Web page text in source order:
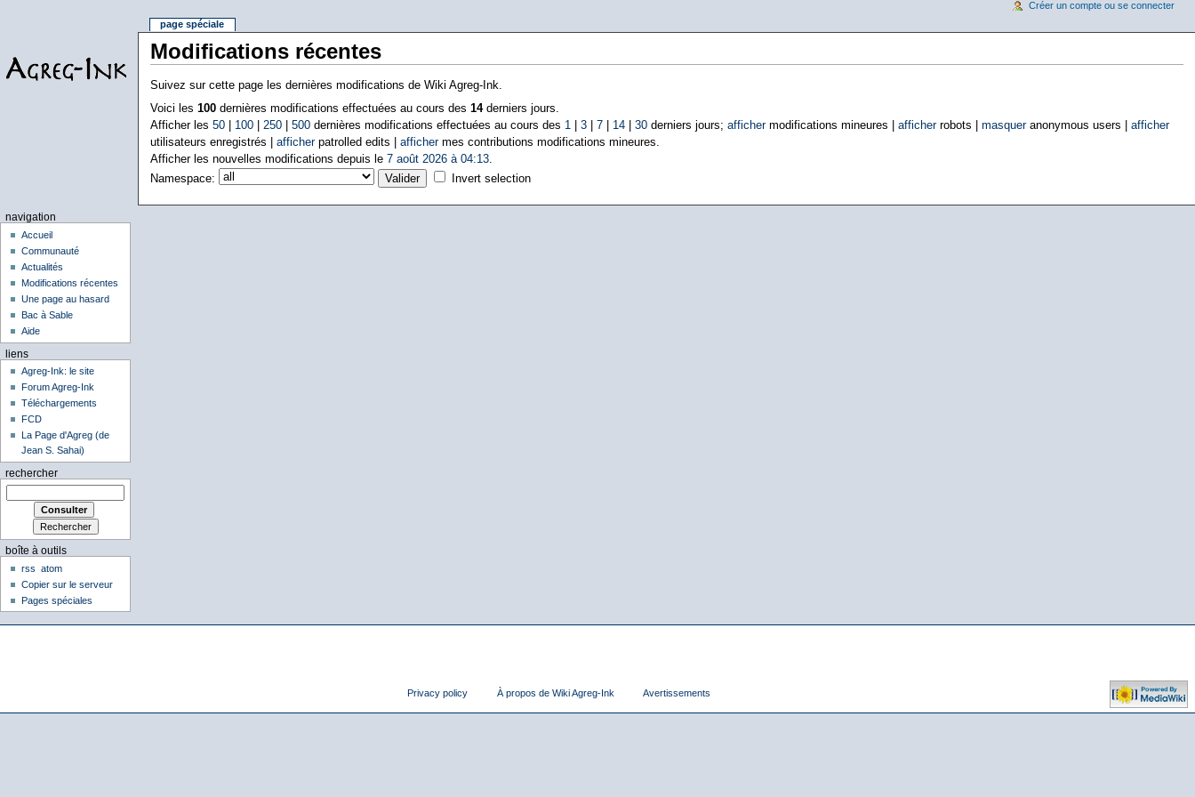
Modifications récentes
Suivez sur cette page les dernières modifications de Wiki Agreg-Ink.
Voici les 100dernières modifications effectuées au cours des 14derniers jours.
Afficher les 50| 100| 250| 500dernières modifications effectuées au cours des 1 3| 7| 14| 30derniers jours; affichermodifications mineures | afficherrobots | masqueranonymous users | afficher
utilisateurs enregistrés | afficherpatrolled edits | affichermes contributions modifications mineures.
Afficher les nouvelles modifications depuis le 7 août 2026 à 04:13.
Namespace:
Invert selection
page spéciale
Créer un compte ou se connecter
navigation
Accueil
Communauté
Actualités
Modifications récentes
Une page au hasard
Bac à Sable
Aide
liens
Agreg-Ink: le site
Forum Agreg-Ink
Téléchargements
FCD
La Page d'Agreg (de
Jean S. Sahai)
rechercher
boîte à outils
rss
atom
Copier sur le serveur
Pages spéciales
Privacy policy À propos de Wiki Agreg-Ink Avertissements